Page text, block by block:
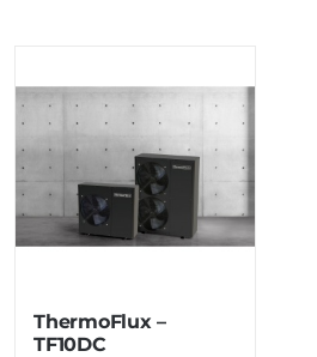
ThermoFlux –
TF10DC